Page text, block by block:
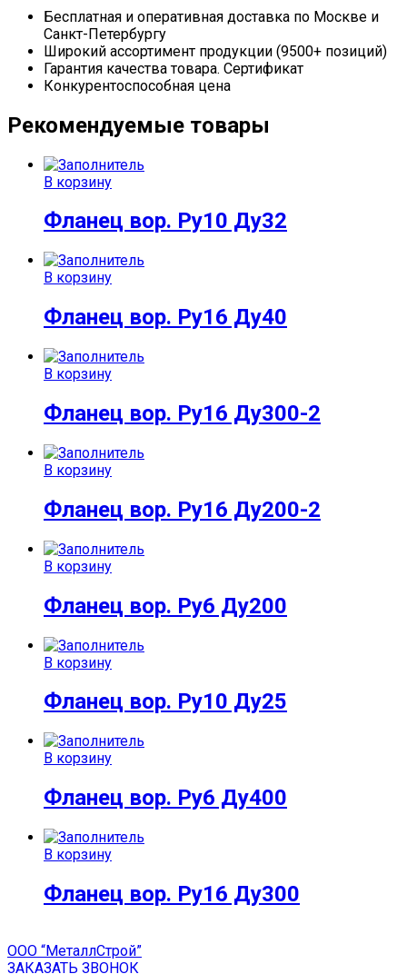
Бесплатная и оперативная доставка по Москве и
Санкт-Петербургу
Широкий ассортимент продукции (9500+ позиций)
Гарантия качества товара. Сертификат
Конкурентоспособная цена
Рекомендуемые товары
В корзину
Фланец вор. Ру10 Ду32
В корзину
Фланец вор. Ру16 Ду40
В корзину
Фланец вор. Ру16 Ду300-2
В корзину
Фланец вор. Ру16 Ду200-2
В корзину
Фланец вор. Ру6 Ду200
В корзину
Фланец вор. Ру10 Ду25
В корзину
Фланец вор. Ру6 Ду400
В корзину
Фланец вор. Ру16 Ду300
ООО “МеталлСтрой”
ЗАКАЗАТЬ ЗВОНОК